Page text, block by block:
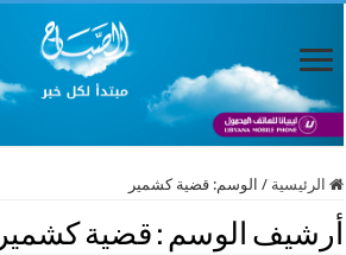
الرئيسية / الوسم:قضية كشمير
أرشيف الوسم : قضية كشمير